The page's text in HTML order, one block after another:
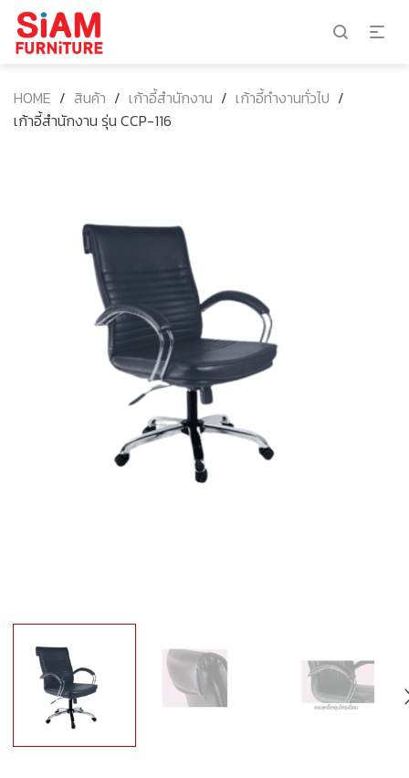
HOME / สินค้า / เก้าอี้สำนักงาน / เก้าอี้ทำงานทั่วไป /
เก้าอี้สำนักงาน รุ่น CCP-116